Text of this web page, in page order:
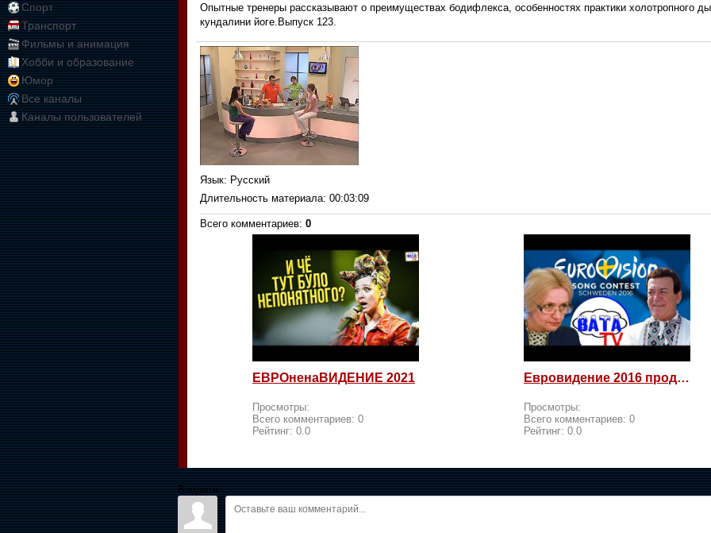
Спорт
Транспорт
Фильмы и анимация
Хобби и образование
Юмор
Все каналы
Каналы пользователей
Опытные тренеры рассказывают о преимуществах бодифлекса, особенностях практики холотропного
кундалини йоге.Выпуск 123.
Язык: Русский
Длительность материала: 00:03:09
Всего комментариев: 0
ЕВРОненаВИДЕНИЕ 2021
Просмотры:
Всего комментариев: 0
Рейтинг: 0.0
Евровидение 2016 продолжается! Россия возмущается и посылает
Просмотры:
Всего комментариев: 0
Рейтинг: 0.0
Войдите: